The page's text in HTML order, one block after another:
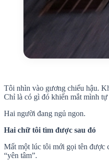
Tôi nhìn vào gương chiếu hậu.
Chỉ là có gì đó khiến mắt mình
Hai người đang ngủ ngon.
Hai chữ tôi tìm được sau đó
Mất một lúc tôi mới gọi tên được
“yên tâm”.